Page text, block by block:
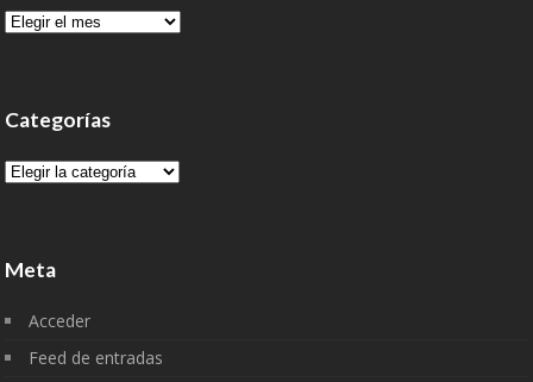
Archivo
Categorías
Categorías
Meta
Acceder
Feed de entradas